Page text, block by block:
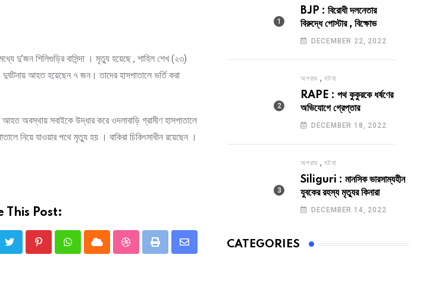
দু’জন শিলিগুড়ির বাসিন্দা । মৃত্যু হয়েছে , শাহিল শেখ (২৩)
আহত হয়েছেন ৭ জন। তাদের হাসপাতালে ভর্তি করা
অবস্থায় সবাইকে উদ্ধার করে ওদলাবাড়ি গ্রামীণ হাসপাতালে
নিয়ে যাওয়ার পথে মৃত্যু হয় । বাকিরা চিকিৎসাধীন রয়েছেন ।
This Post:
PinterestWhatsappCloud StumbleUpon
Print
Share
BJP : বিরোধী দলনেতার
বিরুদ্ধে পোস্টার , বিক্ষোভ
DECEMBER 22, 2022
অপরাধ ,ঘটনা
RAPE : পথ কুকুরকে ধর্ষণের
অভিযোগে গ্রেপ্তার
DECEMBER 18, 2022
অপরাধ ,ঘটনা
Siliguri : মানসিক ভারসাম্যহীন
যুবকের রহস্য মৃত্যুর কিনারা
DECEMBER 14, 2022
CATEGORIES